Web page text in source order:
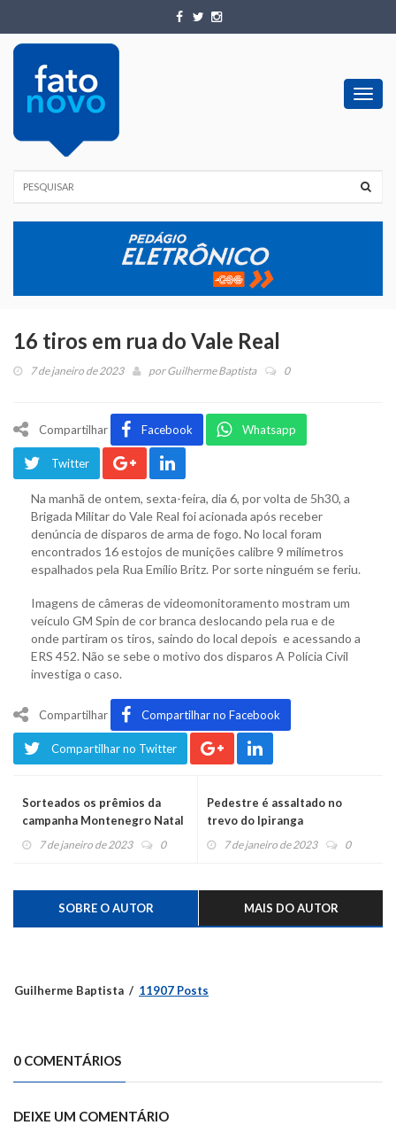
16 tiros em rua do Vale Real
7 de janeiro de 2023 porGuilherme Baptista 0
Compartilhar Facebook Whatsapp
Twitter
Na manhã de ontem, sexta-feira, dia 6, por volta de 5h30, a
Brigada Militar do Vale Real foi acionada após receber
denúncia de disparos de arma de fogo. No local foram
encontrados 16 estojos de munições calibre 9 milímetros
espalhados pela Rua Emílio Britz. Por sorte ninguém se feriu.
Imagens de câmeras de videomonitoramento mostram um
veículo GM Spin de cor branca deslocando pela rua e de
onde partiram os tiros, saindo do local depois e acessando a
ERS 452. Não se sebe o motivo dos disparos A Polícia Civil
investiga o caso.
Compartilhar Compartilhar no Facebook
Compartilhar no Twitter
Sorteados os prêmios da
campanha Montenegro Natal
Premiado
7 de janeiro de 2023 0
Pedestre é assaltado no
trevo do Ipiranga
7 de janeiro de 2023 0
SOBRE O AUTOR MAIS DO AUTOR
Guilherme Baptista 11907 Posts
0 COMENTÁRIOS
DEIXE UM COMENTÁRIO